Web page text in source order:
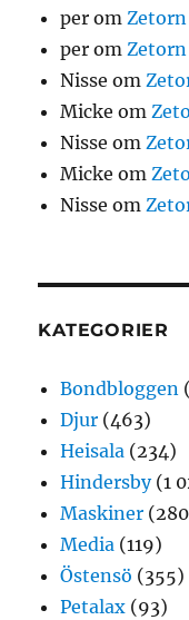
per om
per om
Nisse om
Micke om
Nisse om
Micke om
Nisse om
KATEGORIER
Bondbloggen
Djur (463)
Heisala (234)
Hindersby(1
Maskiner
Media (119)
Östensö (355)
Petalax (93)